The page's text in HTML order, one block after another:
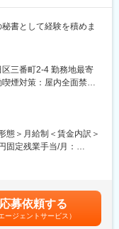
ております。
の良い先輩ばかりなの
ーズマンションが日本
インレべルへと引き上
ド（グッドデザイン
書として経験を積めま
など多角的に事業を展
・廣崎利洋が率いる当
、大江戸温泉物語の開
きました。
ンである「秘書職」を
贈答品の準備など、幅
状況に応じて、臨機応
た丁寧な所作が求めら
三番町2-4 勤務地最寄
煙対策：屋内全面禁煙
態＞月給制＜賃金内訳＞
固定残業手当/月：
賞与（年1回）を含みま
考を通じて上下する可
含めた表記です。
応募依頼する
エージェントサービス）